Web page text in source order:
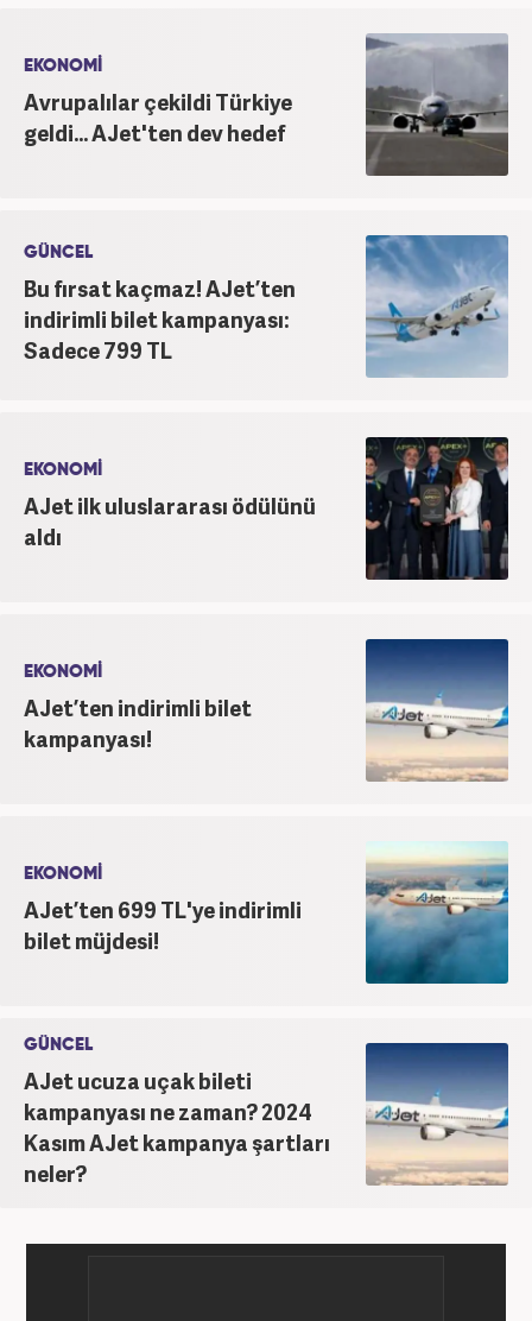
EKONOMİ
Avrupalılar çekildi Türkiye
geldi... AJet'ten dev hedef
GÜNCEL
Bu fırsat kaçmaz! AJet’ten
indirimli bilet kampanyası:
Sadece 799 TL
EKONOMİ
AJet ilk uluslararası ödülünü
aldı
EKONOMİ
AJet’ten indirimli bilet
kampanyası!
EKONOMİ
AJet’ten 699 TL'ye indirimli
bilet müjdesi!
GÜNCEL
AJet ucuza uçak bileti
kampanyası ne zaman? 2024
Kasım AJet kampanya şartları
neler?